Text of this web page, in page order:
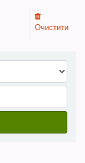
Очистити